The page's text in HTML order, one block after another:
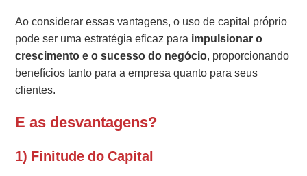
Ao considerar essas vantagens, o uso de capital próprio
pode ser uma estratégia eficaz para impulsionar o
crescimento e o sucesso do negócio, proporcionando
benefícios tanto para a empresa quanto para seus
clientes.
E as desvantagens?
1) Finitude do Capital